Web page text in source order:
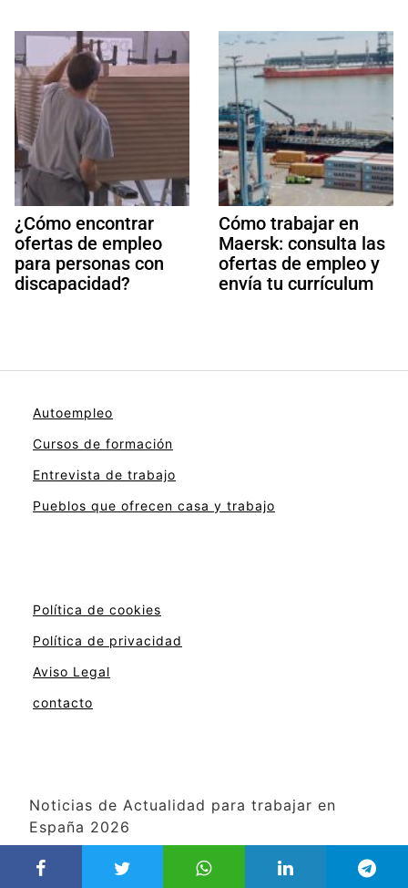
¿Cómo encontrar
ofertas de empleo
para personas con
discapacidad?
Cómo trabajar en
Maersk: consulta las
ofertas de empleo y
envía tu currículum
Autoempleo
Cursos de formación
Entrevista de trabajo
Pueblos que ofrecen casa y trabajo
Política de cookies
Política de privacidad
Aviso Legal
contacto
Noticias de Actualidad para trabajar en
España 2026